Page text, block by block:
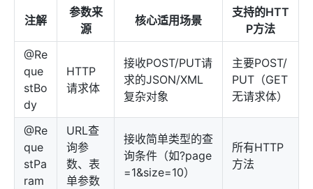
注解
参数来
源
核心适用场景
支持的HTT
P方法
@Re
que
stBo
dy
HTTP
请求体
接收POST/PUT请
求的JSON/XML
复杂对象
主要POST/
PUT（GET
无请求体）
@Re
que
stPa
ram
URL查
询参
数、表
单参数
接收简单类型的查
询条件（如?page
=1&size=10）
所有HTTP
方法